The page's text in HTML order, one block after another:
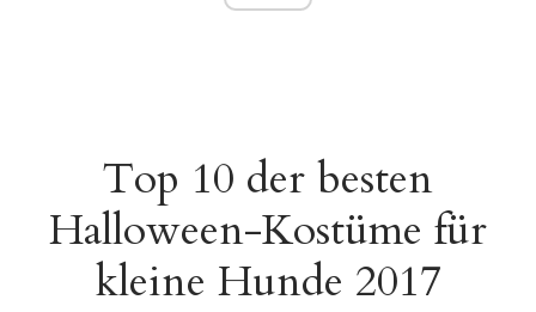
Top 10 der besten
Halloween-Kostüme für
kleine Hunde 2017